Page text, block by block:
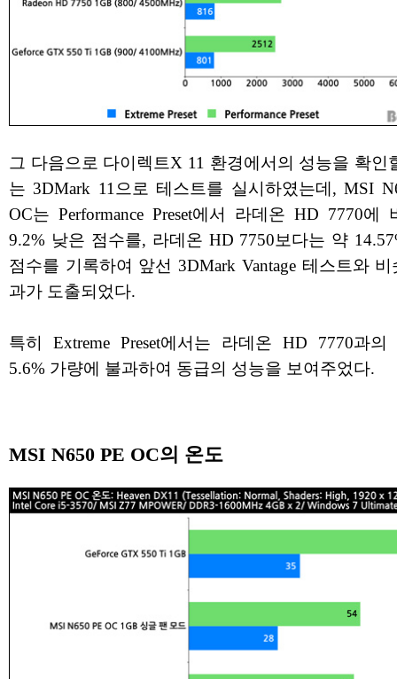
그 다음으로 다이렉트X 11 환경에서의 성능을 확인
는 3DMark 11으로 테스트를 실시하였는데, MSI
OC는 Performance Preset에서 라데온 HD 7770에
9.2% 낮은 점수를, 라데온 HD 7750보다는 약
점수를 기록하여 앞선 3DMark Vantage 테스트와
과가 도출되었다.
특히 Extreme Preset에서는 라데온 HD 7770과의
5.6% 가량에 불과하여 동급의 성능을 보여주었다.
MSI N650 PE OC의 온도